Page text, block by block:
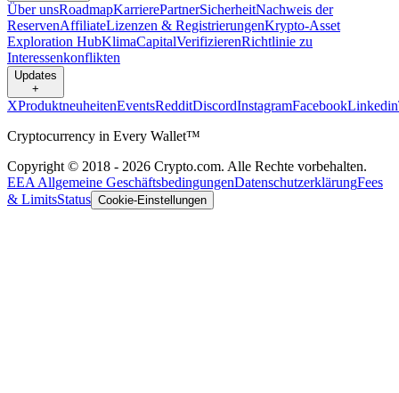
Über unsRoadmapKarrierePartnerSicherheitNachweis der
ReservenAffiliateLizenzen & RegistrierungenKrypto-Asset
Exploration HubKlimaCapitalVerifizierenRichtlinie zu
Interessenkonflikten
Updates
+
XProduktneuheitenEventsRedditDiscordInstagramFacebookLinkedin
Cryptocurrency in Every Wallet™
Copyright © 2018 - 2026 Crypto.com. Alle Rechte vorbehalten.
EEA Allgemeine GeschäftsbedingungenDatenschutzerklärungFees
& LimitsStatus Cookie-Einstellungen